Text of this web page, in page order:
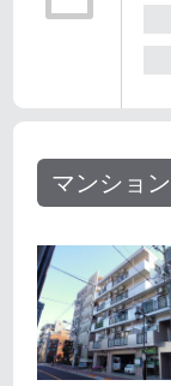
マンション